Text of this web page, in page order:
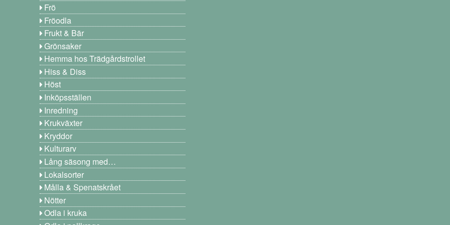
Frö
Fröodla
Frukt & Bär
Grönsaker
Hemma hos Trädgårdstrollet
Hiss & Diss
Höst
Inköpsställen
Inredning
Krukväxter
Kryddor
Kulturarv
Lång säsong med…
Lokalsorter
Målla & Spenatskrået
Nötter
Odla i kruka